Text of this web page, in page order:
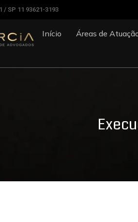
/ SP 11 93621-3193
Início Áreas de